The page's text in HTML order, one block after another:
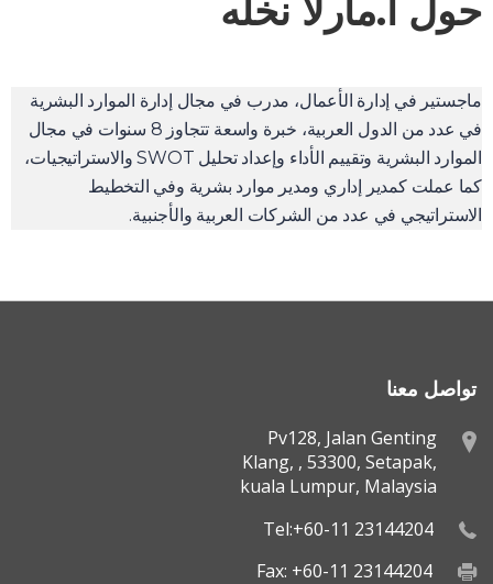
حول أ.مارلا نخله
ماجستير في إدارة الأعمال، مدرب في مجال إدارة الموارد البشرية
في عدد من الدول العربية، خبرة واسعة تتجاوز 8 سنوات في مجال
الموارد البشرية وتقييم الأداء وإعداد تحليل SWOT والاستراتيجيات،
كما عملت كمدير إداري ومدير موارد بشرية وفي التخطيط
الاستراتيجي في عدد من الشركات العربية والأجنبية.
تواصل معنا
Pv128, Jalan Genting
Klang, , 53300, Setapak,
kuala Lumpur, Malaysia
Tel:+60-11 23144204
Fax: +60-11 23144204